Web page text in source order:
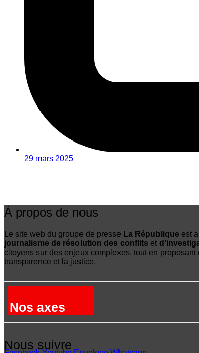
29 mars 2025
À propos de nous
Le site web du groupe de presse La République est
journalisme de résolution des conflits et
citoyens sur des enjeux complexes, tout en
transparence et la justice.
Nos axes
Nous suivre